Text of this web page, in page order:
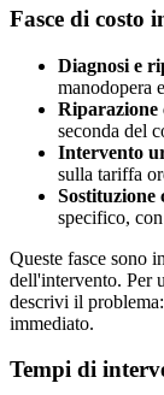
Fasce di costo
Diagnosi e
manodopera
Riparazione
seconda del
Intervento
sulla tariffa
Sostituzione
specifico,
Queste fasce sono
dell'intervento. Per
descrivi il
immediato.
Tempi di